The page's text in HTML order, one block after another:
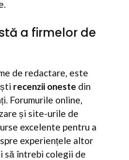
a firmelor de
de redactare, este
recenzii oneste din
Forumurile online,
și site-urile de
excelente pentru a
experiențele altor
să întrebi colegii de